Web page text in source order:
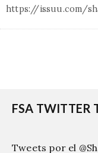
https://issuu.com/
FSA TWITTER
Tweets por el